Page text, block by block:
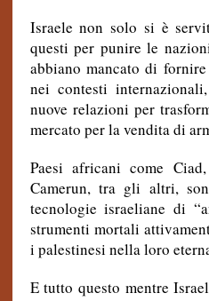
Israele non solo si è
questi per punire le
abbiano mancato di
nei contesti
nuove relazioni per
mercato per la vendita di
Paesi africani come
Camerun, tra gli altri,
tecnologie israeliane di
strumenti mortali
i palestinesi nella loro
E tutto questo mentre